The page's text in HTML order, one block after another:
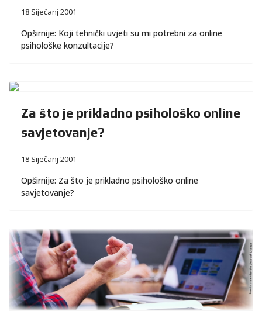
18 Siječanj 2001
Opširnije: Koji tehnički uvjeti su mi potrebni za online
psihološke konzultacije?
Za što je prikladno psihološko online
savjetovanje?
18 Siječanj 2001
Opširnije: Za što je prikladno psihološko online
savjetovanje?